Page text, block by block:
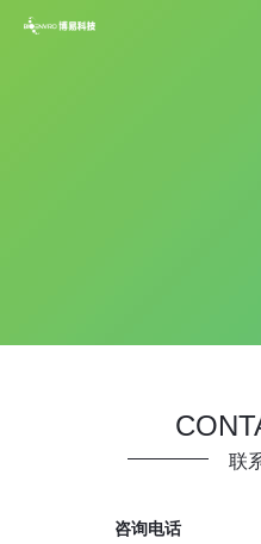
联
咨询电话